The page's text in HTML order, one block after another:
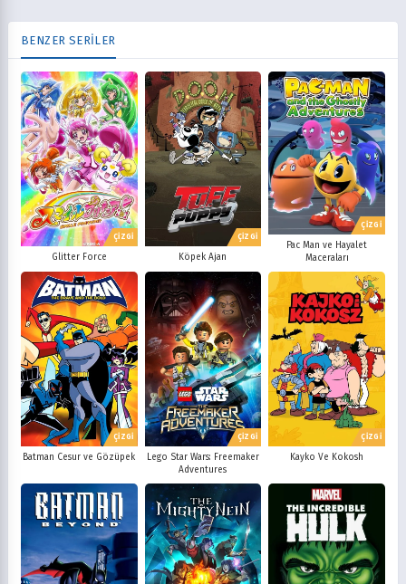
BENZER SERİLER
ÇİZGİ
Glitter Force
ÇİZGİ
Köpek Ajan
ÇİZGİ
Pac Man ve Hayalet
Maceraları
ÇİZGİ
Batman Cesur ve Gözüpek
ÇİZGİ
Lego Star Wars: Freemaker
Adventures
ÇİZGİ
Kayko Ve Kokosh